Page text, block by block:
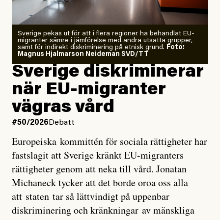
Zeke Hausfather är chockad igen efter att ha
analyserat hur de olika klimatmodellerna bedömer
läget för hur den begynnande El Niño-händelsen ska
utveckla sig. El Niño är ett återkommande
väderfenomen som uppstår när havsvattnet i delar av
Stilla havet blir ovanligt varmt. Det påverkar vädret
över stora delar av världen och under
forskare allt oftare varnat för att den här El Niñon
Det verkar vara en underdrift, menar nu Zeke
Hausfather.
”Det ser ut som att årets El Niño inte bara med stor
sannolikhet kommer att bli den starkaste sedan
Sverige pekas ut för att i flera regioner ha behandlat EU-
migranter sämre i jämförelse med andra utsatta grupper,
samt för indirekt diskriminering på etnisk grund. Foto:
Magnus Hjalmarson Neideman SVD/TT
Sverige diskriminerar
när EU-migranter
vägras vård
#50/2026 Debatt
Europeiska kommittén för sociala rättigheter har
fastslagit att Sverige kränkt EU-migranters
rättigheter genom att neka till vård. Jonatan
Michaneck tycker att det borde oroa oss alla
att staten tar så lättvindigt på uppenbar
diskriminering och kränkningar av mänskliga